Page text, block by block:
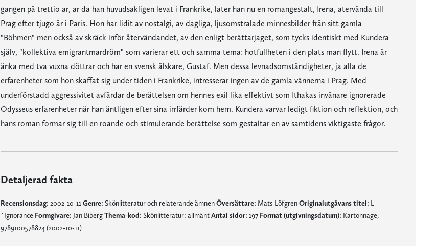
gången på trettio år, år då han huvudsakligen levat i Frankrike, låter han nu en romangestalt, Irena, återvända till
Prag efter tjugo år i Paris. Hon har lidit av nostalgi, av dagliga, ljusomstrålade minnesbilder från sitt gamla
"Böhmen" men också av skräck inför återvändandet, av den enligt berättarjaget, som tycks identiskt med Kundera
själv, "kollektiva emigrantmardröm" som varierar ett och samma tema: hotfullheten i den plats man flytt. Irena är
änka med två vuxna döttrar och har en svensk älskare, Gustaf. Men dessa levnadsomständigheter, ja alla de
erfarenheter som hon skaffat sig under tiden i Frankrike, intresserar ingen av de gamla vännerna i Prag. Med
underförstådd aggressivitet avfärdar de berättelsen om hennes exil lika effektivt som Ithakas invånare ignorerade
Odysseus erfarenheter när han äntligen efter sina irrfärder kom hem. Kundera varvar ledigt fiktion och reflektion, och
hans roman formar sig till en roande och stimulerande berättelse som gestaltar en av samtidens viktigaste frågor.
Detaljerad fakta
Recensionsdag: 2002-10-11 Genre: Skönlitteratur och relaterande ämnenÖversättare: Mats LöfgrenOriginalutgåvans titel: L
´Ignorance Formgivare: Jan BibergThema-kod: Skönlitteratur: allmäntAntal sidor: 197 Format (utgivningsdatum): Kartonnage,
9789100578824 (2002-10-11)